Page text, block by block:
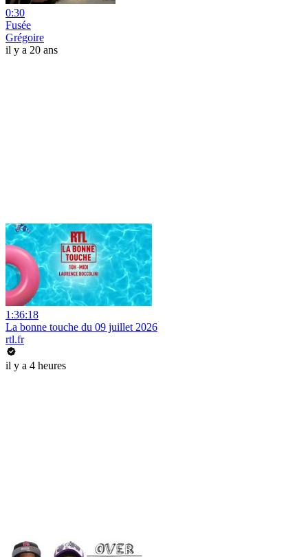
0:30
Fusée
Grégoire
il y a 20 ans
1:36:18
La bonne touche du 09 juillet 2026
rtl.fr
il y a 4 heures